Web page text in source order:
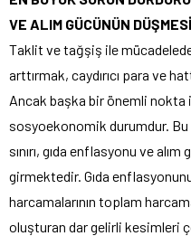
VE ALIM GÜCÜNÜN DÜŞMESİ
Taklit ve tağşiş ile
arttırmak, caydırıcı para ve
Ancak başka bir önemli
sosyoekonomik durumdur.
sınırı, gıda enflasyonu ve
girmektedir. Gıda
harcamalarının toplam
oluşturan dar gelirli kesimleri